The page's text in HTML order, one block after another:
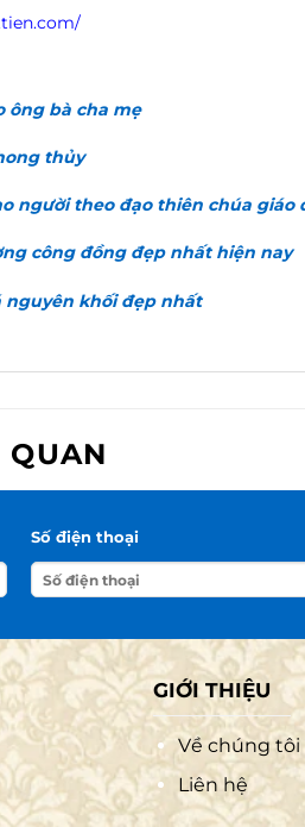
ông bà cha mẹ
thủy
người theo đạo thiên chúa giáo
công đồng đẹp nhất hiện nay
khối đẹp nhất
QUAN
Số điện thoại
GIỚI THIỆU
Về chúng tôi
Liên hệ